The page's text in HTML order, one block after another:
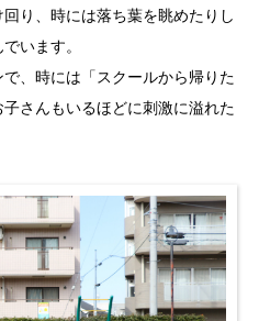
り、時には落ち葉を眺めたりし
います。
、時には「スクールから帰りた
さんもいるほどに刺激に溢れた